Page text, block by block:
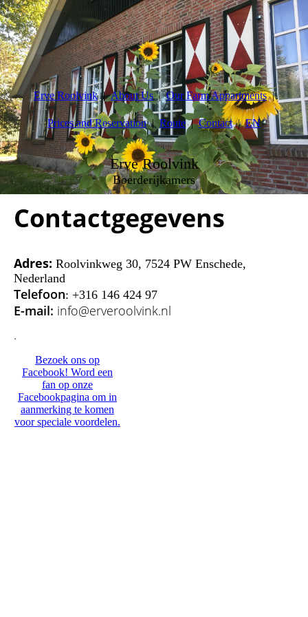
Erve Roolvink About Us Our Farm Appartments
Prices and Reservation Route Contact EN
Erve Roolvink
Boerderijkamers
Contactgegevens
Adres: Roolvinkweg 30, 7524 PW Enschede,
Nederland
Telefoon: +316 146 424 97
E-mail: info@erveroolvink.nl
.
Bezoek ons op
Facebook! Word een
fan op onze
Facebookpagina om in
aanmerking te komen
voor speciale voordelen.